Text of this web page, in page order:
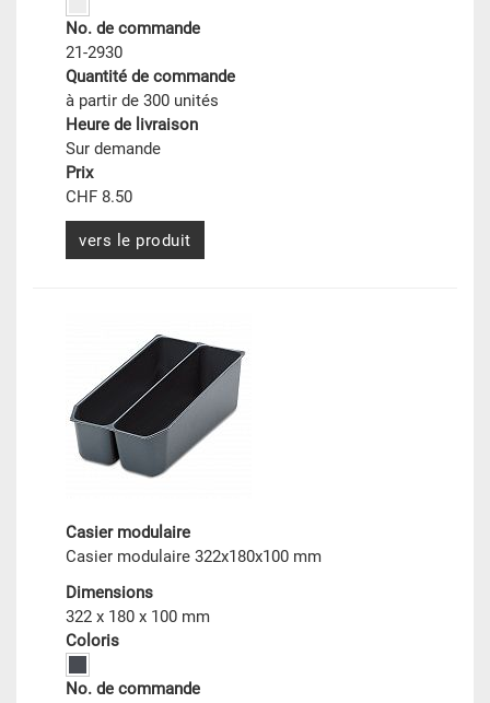
No. de commande
21-2930
Quantité de commande
à partir de 300 unités
Heure de livraison
Sur demande
Prix
CHF 8.50
vers le produit
Casier modulaire
Casier modulaire 322x180x100 mm
Dimensions
322 x 180 x 100 mm
Coloris
No. de commande